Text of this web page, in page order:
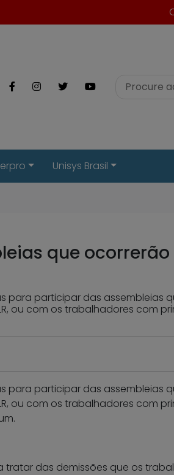
Unisys Brasil
que
participar das assembleias
ou com os trabalhadores com
participar das assembleias
ou com os trabalhadores com
tratar das demissões que os